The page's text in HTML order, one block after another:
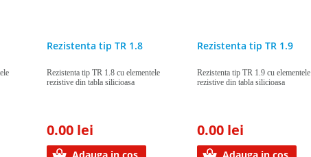
Rezistenta tip TR 1.8
Rezistenta tip TR 1.8 cu elementele
rezistive din tabla silicioasa
0.00 lei
Rezistenta tip TR 1.9
Rezistenta tip TR 1.9 cu elementele
rezistive din tabla silicioasa
0.00 lei